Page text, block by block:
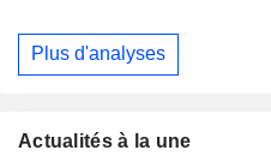
Plus d'analyses
Actualités à la une